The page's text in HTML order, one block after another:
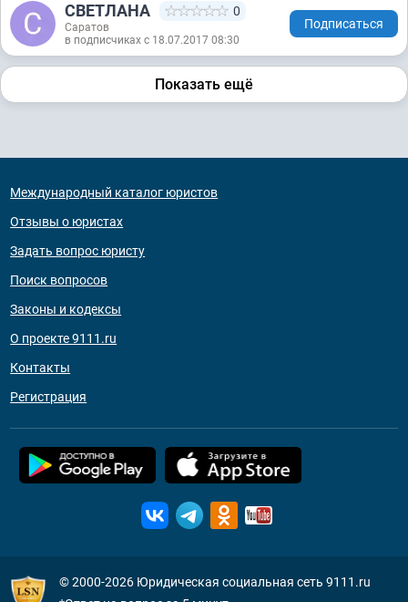
СВЕТЛАНА 0
Саратов
в подписчиках с 18.07.2017 08:30
Подписаться
Показать ещё
Международный каталог юристов
Отзывы о юристах
Задать вопрос юристу
Поиск вопросов
Законы и кодексы
О проекте 9111.ru
Контакты
Регистрация
© 2000-2026 Юридическая социальная сеть 9111.ru